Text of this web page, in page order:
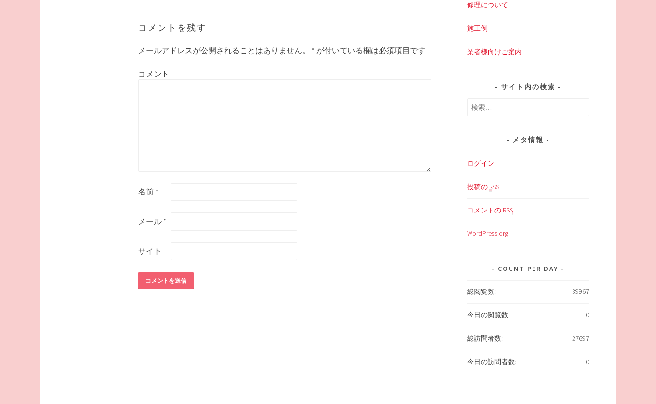
ゲ
シ
ン
コメントを残す
メールアドレスが公開されることはありません。 * が付いている欄は必須項目です
コメント
名前 *
メール *
サイト
修理について
施工例
業者様向けご案内
サイト内の検索
検
メタ情報
ログイン
投稿の RSS
コメントの RSS
WordPress.org
COUNT PER DAY
39967
総閲覧数:
10
今日の閲覧数:
27697
総訪問者数:
10
今日の訪問者数: